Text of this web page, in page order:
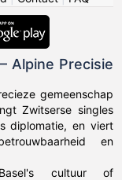
Alpine Precisie
gemeenschap
Zwitserse singles
diplomatie, en viert
en
cultuur of